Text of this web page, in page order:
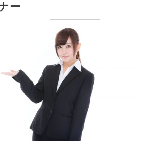
ー